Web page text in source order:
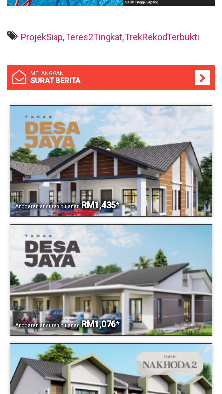
ProjekSiap,Teres2Tingkat,TrekRekodTerbukti
MELANGGAN
SURAT BERITA
Anggaran ansuran bulanan RM1,435*
Anggaran ansuran bulanan RM1,076*